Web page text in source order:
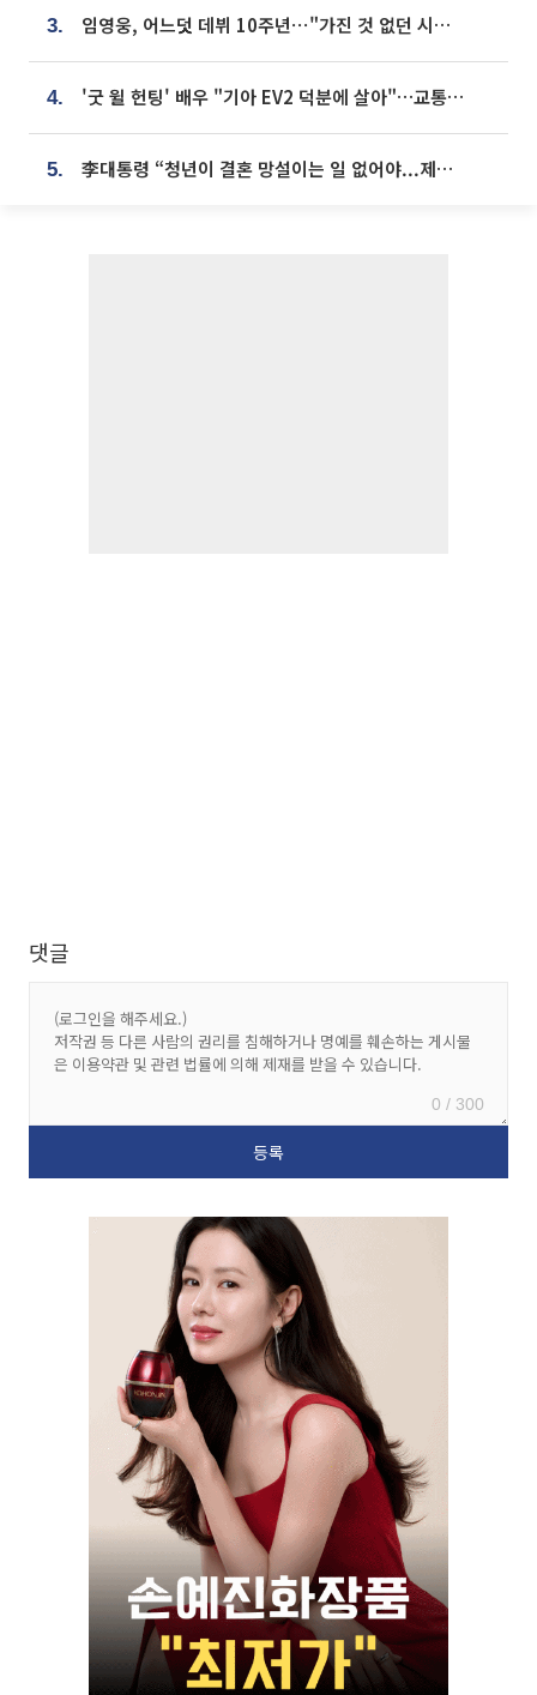
3. 임영웅, 어느덧 데뷔 10주년⋯"가진 것 없던 시절, 내 앞엔 20명의 팬뿐"
4. '굿 윌 헌팅' 배우 "기아 EV2 덕분에 살아"…교통사고 후 안전성 극찬
5. 李대통령 “청년이 결혼 망설이는 일 없어야...제도상 불이익 조사”
댓글
0 / 300